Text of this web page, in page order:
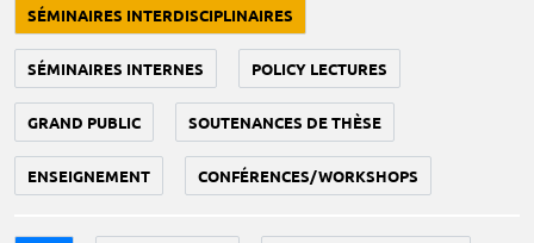
SÉMINAIRES INTERDISCIPLINAIRES
SÉMINAIRES INTERNES POLICY LECTURES
GRAND PUBLIC SOUTENANCES DE THÈSE
ENSEIGNEMENT CONFÉRENCES/WORKSHOPS